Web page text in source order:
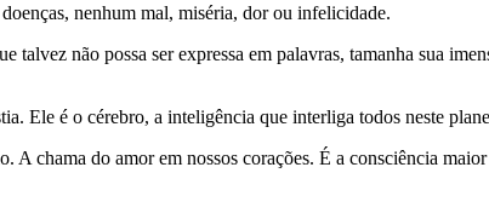
nenhum mal, miséria, dor ou infelicidade.
não possa ser expressa em palavras, tamanha sua
Ele é o cérebro, a inteligência que interliga todos neste
A chama do amor em nossos corações. É a consciência